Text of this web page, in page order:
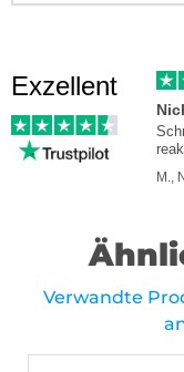
Exzellent
M.,
Verwandte